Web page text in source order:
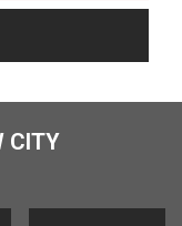
CITY